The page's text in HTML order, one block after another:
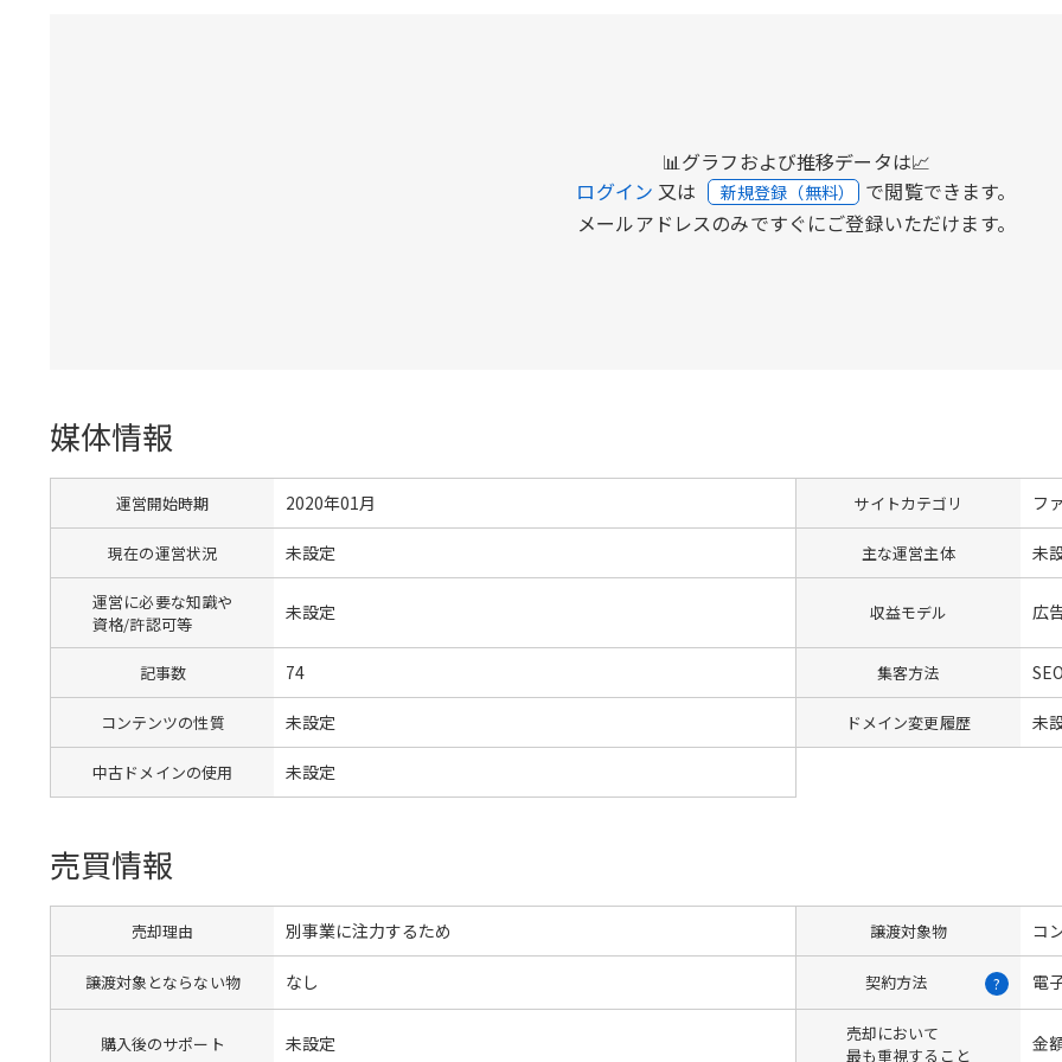
📊グラフおよび推移データは📈
ログイン 又は 新規登録（無料） で閲覧できます。
メールアドレスのみですぐにご登録いただけます。
媒体情報
運営開始時期 2020年01月 サイトカテゴリ フ
現在の運営状況 未設定 主な運営主体 未
運営に必要な知識や
資格/許認可等
未設定 収益モデル 広
記事数 74 集客方法 SEO
コンテンツの性質 未設定 ドメイン変更履歴 未
中古ドメインの使用 未設定
売買情報
売却理由 別事業に注力するため 譲渡対象物 コ
譲渡対象とならない物 なし 契約方法 ? 電
購入後のサポート 未設定
売却において
最も重視すること
金